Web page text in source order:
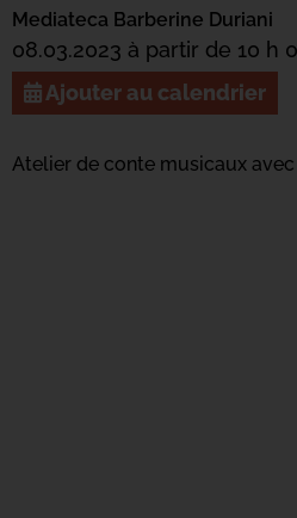
Mediateca Barberine Duriani
08.03.2023 à partir de 10 h
Ajouter au calendrier
Atelier de conte musicaux